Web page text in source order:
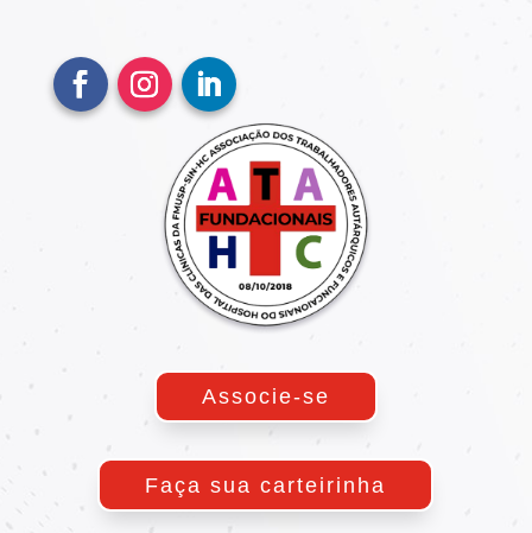
Associe-se
Faça sua carteirinha